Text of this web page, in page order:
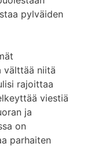
pylväiden
välttää niitä
rajoittaa
viestiä
ja
on
parhaiten